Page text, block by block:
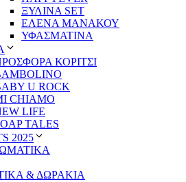
ΞΥΛΙΝΑ SET
ΕΛΕΝΑ ΜΑΝΑΚΟΥ
ΥΦΑΣΜΑΤΙΝΑ
ΚΟΡΙΤΣΙ
U ROCK
CHIAMO
LIFE
TALES
2025
& ΔΩΡΑΚΙΑ